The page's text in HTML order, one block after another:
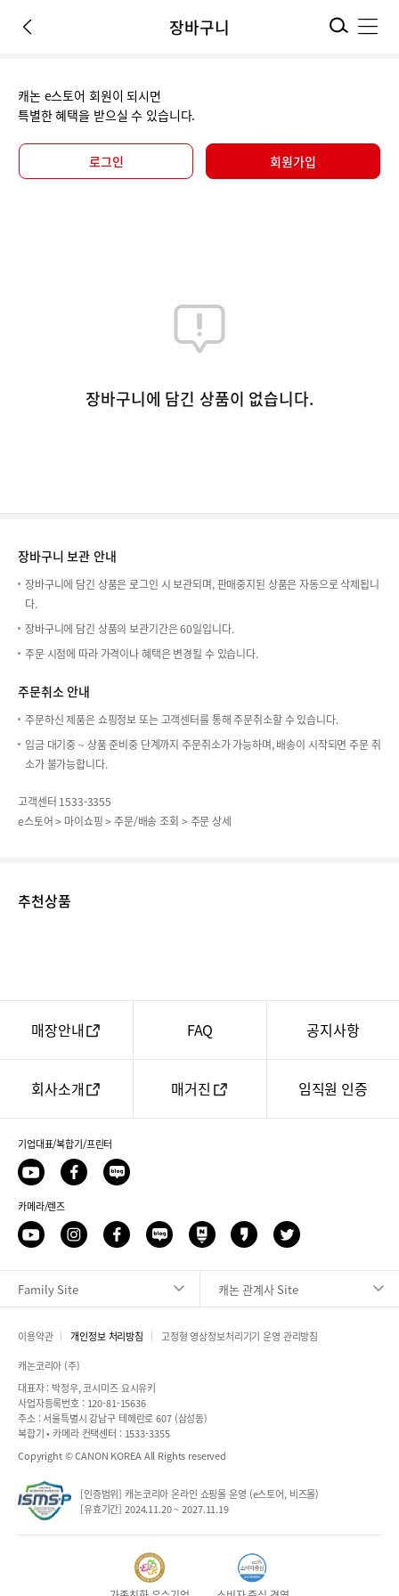
장바구니
이
이
지
이
검
색 메
캐논 e스토어 회원이 되시면
특별한 혜택을 받으실 수 있습니다.
로그인 회원가입
장바구니에 담긴 상품이 없습니다.
장바구니 보관 안내
장바구니에 담긴 상품은 로그인 시 보관되며, 판매중지된 상품은 자동으로 삭제됩니
다.
장바구니에 담긴 상품의 보관기간은 60일입니다.
주문 시점에 따라 가격이나 혜택은 변경될 수 있습니다.
주문취소 안내
주문하신 제품은 쇼핑정보 또는 고객센터를 통해 주문취소할 수 있습니다.
입금 대기중 ~ 상품 준비중 단계까지 주문취소가 가능하며, 배송이 시작되면 주문 취
소가 불가능합니다.
고객센터 1533-3355
e스토어 > 마이쇼핑 > 주문/배송 조회 > 주문 상세
추천상품
매장안내 FAQ 공지사항
회사소개 매거진 임직원 인증
기업대표/복합기/프린터
유
투
브
페
이
스
북
네
이
블
로
그
카메라/렌즈
유
투
브
인
스
타
그
램
페
이
스
네
이
버
로
그
네
이
버
스
트
카
카
오
스
토
리
트
위
터
Family Site 캐논 관계사 Site
이용약관 개인정보 처리방침 고정형 영상정보처리기기 운영 관리방침
캐논코리아 (주)
대표자 : 박정우, 코시미즈 요시유키
사업자등록번호 : 120-81-15636
주소 : 서울특별시 강남구 테헤란로 607 (삼성동)
복합기 • 카메라 컨택센터 : 1533-3355
Copyright © CANON KOREA All Rights reserved
[인증범위] 캐논코리아 온라인 쇼핑몰 운영 (e스토어, 비즈몰)
[유효기간] 2024.11.20 ~ 2027.11.19